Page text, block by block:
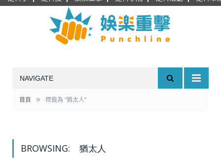
NAVIGATE
首頁 » 標籤為 "猶太人"
BROWSING: 猶太人